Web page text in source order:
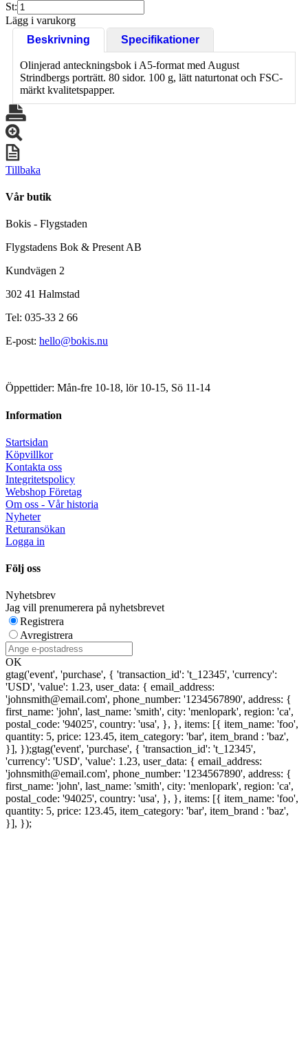
St:
Lägg i varukorg
Beskrivning
Specifikationer
Olinjerad anteckningsbok i A5-format med August
Strindbergs porträtt. 80 sidor. 100 g, lätt naturtonat och FSC-
märkt kvalitetspapper.
Tillbaka
Vår butik
Bokis - Flygstaden
Flygstadens Bok & Present AB
Kundvägen 2
302 41 Halmstad
Tel: 035-33 2 66
E-post: hello@bokis.nu
Öppettider: Mån-fre 10-18, lör 10-15, Sö 11-14
Information
Startsidan
Köpvillkor
Kontakta oss
Integritetspolicy
Webshop Företag
Om oss - Vår historia
Nyheter
Returansökan
Logga in
Följ oss
Nyhetsbrev
Jag vill prenumerera på nyhetsbrevet
Registrera
Avregistrera
OK
gtag('event', 'purchase', { 'transaction_id': 't_12345', 'currency':
'USD', 'value': 1.23, user_data: { email_address:
'johnsmith@email.com', phone_number: '1234567890', address: {
first_name: 'john', last_name: 'smith', city: 'menlopark', region: 'ca',
postal_code: '94025', country: 'usa', }, }, items: [{ item_name: 'foo',
quantity: 5, price: 123.45, item_category: 'bar', item_brand : 'baz',
}], });gtag('event', 'purchase', { 'transaction_id': 't_12345',
'currency': 'USD', 'value': 1.23, user_data: { email_address:
'johnsmith@email.com', phone_number: '1234567890', address: {
first_name: 'john', last_name: 'smith', city: 'menlopark', region: 'ca',
postal_code: '94025', country: 'usa', }, }, items: [{ item_name: 'foo',
quantity: 5, price: 123.45, item_category: 'bar', item_brand : 'baz',
}], });